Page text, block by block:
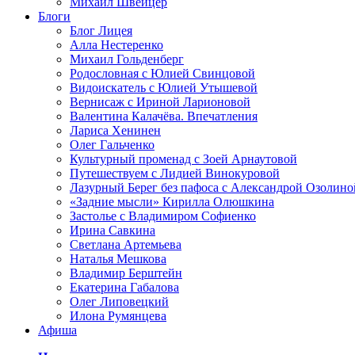
Блоги
Блог Лицея
Алла Нестеренко
Михаил Гольденберг
Родословная с Юлией Свинцовой
Видоискатель с Юлией Утышевой
Вернисаж с Ириной Ларионовой
Валентина Калачёва. Впечатления
Лариса Хенинен
Олег Гальченко
Культурный променад с Зоей Арнаутовой
Путешествуем с Лидией Винокуровой
Лазурный Берег без пафоса с Александрой
«Задние мысли» Кирилла Олюшкина
Застолье с Владимиром Софиенко
Ирина Савкина
Светлана Артемьева
Наталья Мешкова
Владимир Берштейн
Екатерина Габалова
Олег Липовецкий
Илона Румянцева
Афиша